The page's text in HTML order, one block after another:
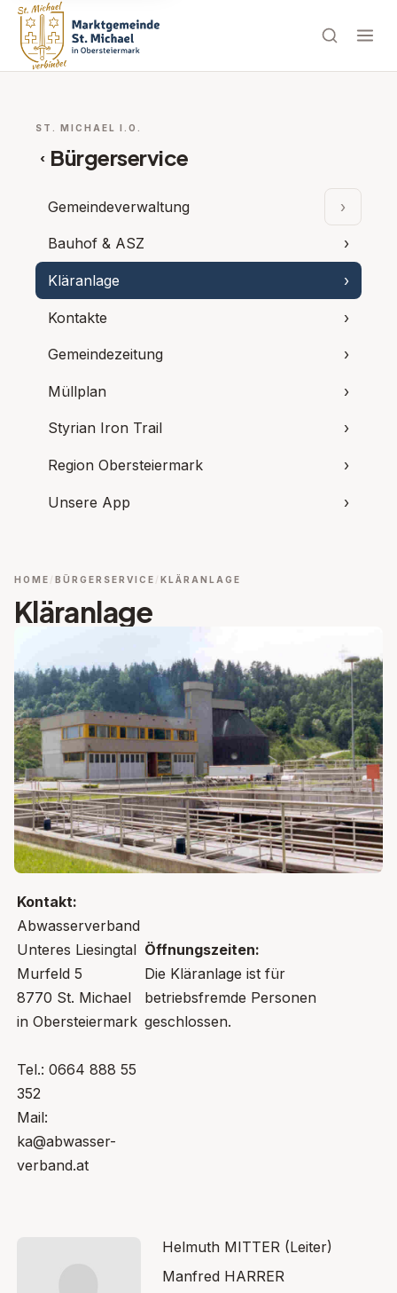
ST. MICHAEL I.O.
‹ Bürgerservice
Gemeindeverwaltung ›
Bauhof & ASZ
›
Kläranlage ›
Kontakte ›
Gemeindezeitung ›
Müllplan ›
Styrian Iron Trail ›
Region Obersteiermark ›
Unsere App ›
HOME BÜRGERSERVICE KLÄRANLAGE
Kläranlage
Kontakt:
Abwasserverband
Unteres Liesingtal
Murfeld 5
8770 St. Michael
in Obersteiermark
Tel.: 0664 888 55
352
Mail:
ka@abwasser-
verband.at
Öffnungszeiten:
Die Kläranlage ist für
betriebsfremde Personen
geschlossen.
Helmuth MITTER (Leiter)
Manfred HARRER